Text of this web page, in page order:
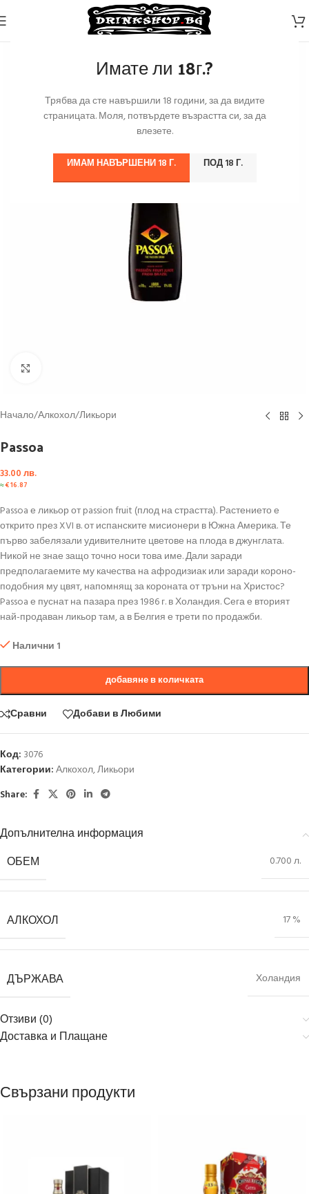
Имате ли 18г.?
Трябва да сте навършили 18 години, за да видите
страницата. Моля, потвърдете възрастта си, за да
влезете.
ИМАМ НАВЪРШЕНИ 18 Г. ПОД 18 Г.
Начало/Алкохол/Ликьори
Passoa
33.00 лв.
≈€16.87
Passoa е ликьор от passion fruit (плод на страстта). Растението е
открито през XVI в. от испанските мисионери в Южна Америка. Те
първо забелязали удивителните цветове на плода в джунглата.
Никой не знае защо точно носи това име. Дали заради
предполагаемите му качества на афродизиак или заради короно-
подобния му цвят, напомнящ за короната от тръни на Христос?
Passoa е пуснат на пазара през 1986 г. в Холандия. Сега е вторият
най-продаван ликьор там, а в Белгия е трети по продажби.
Налични 1
добавяне в количката
Сравни Добави в Любими
Код: 3076
Категории:Алкохол,Ликьори
Share:
Допълнителна информация
ОБЕМ 0.700 л.
АЛКОХОЛ 17 %
ДЪРЖАВА Холандия
Отзиви (0)
Доставка и Плащане
Свързани продукти